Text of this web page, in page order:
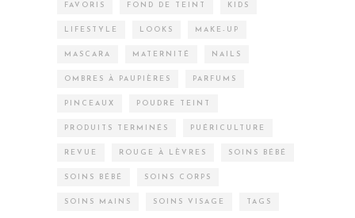
FAVORIS FOND DE TEINT KIDS
LIFESTYLE LOOKS MAKE-UP
MASCARA MATERNITÉ NAILS
OMBRES À PAUPIÈRES PARFUMS
PINCEAUX POUDRE TEINT
PRODUITS TERMINÉS PUÉRICULTURE
REVUE ROUGE À LÈVRES SOINS BÉBÉ
SOINS BÉBÉ SOINS CORPS
SOINS MAINS SOINS VISAGE TAGS